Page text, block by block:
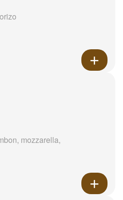
mozzarella,